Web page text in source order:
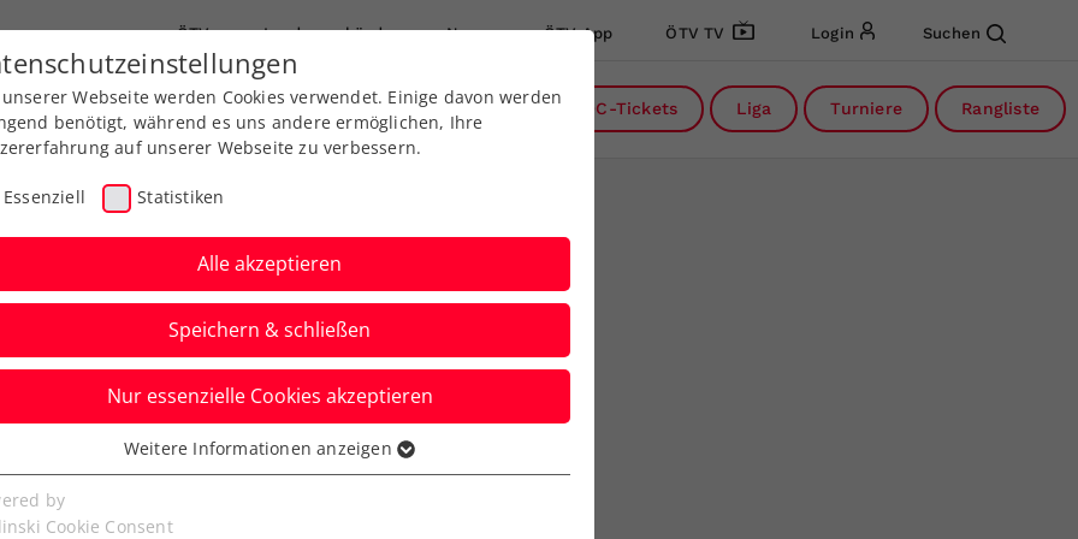
ÖTV Landesverbände News ÖTV App ÖTV TV Login Suchen
Ausbildung Services Über uns FAQ DC-Tickets Liga Turniere Rangliste
„Ich freue mich
Webseite werden Cookies verwendet. Einige davon werden
benötigt, während es uns andere ermöglichen, Ihre
auf unserer Webseite zu verbessern.
Essenziell Statistiken
Alle akzeptieren
Speichern & schließen
Nur essenzielle Cookies akzeptieren
Cookies werden für grundlegende Funktionen der
benötigt. Dadurch ist gewährleistet, dass die Webseite
Weitere Informationen anzeigen
by
Cookie Consent